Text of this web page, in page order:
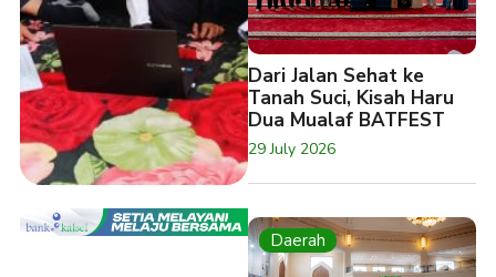
Dari Jalan Sehat ke
Tanah Suci, Kisah Haru
Dua Mualaf BATFEST
29 July 2026
Daerah